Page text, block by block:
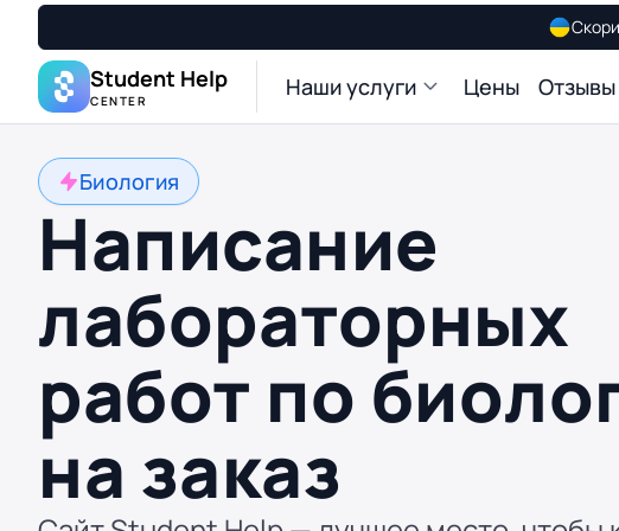
Student Help
CENTER Наши услуги Цены Отзывы
Биология
Написание
лабораторных
работ по
на заказ